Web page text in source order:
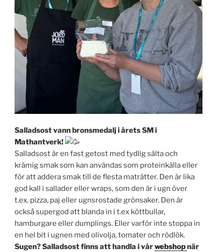
Salladsost vann bronsmedalj i årets SM i
Mathantverk!
Salladsost är en fast getost med tydlig sälta och
krämig smak som kan användas som proteinkälla eller
för att addera smak till de flesta maträtter. Den är lika
god kall i sallader eller wraps, som den är i ugn över
t.ex. pizza, paj eller ugnsrostade grönsaker. Den är
också supergod att blanda in i t.ex köttbullar,
hamburgare eller dumplings. Eller varför inte stoppa in
en hel bit i ugnen med olivolja, tomater och rödlök.
Sugen? Salladsost finns att handla i vårwebshopnär